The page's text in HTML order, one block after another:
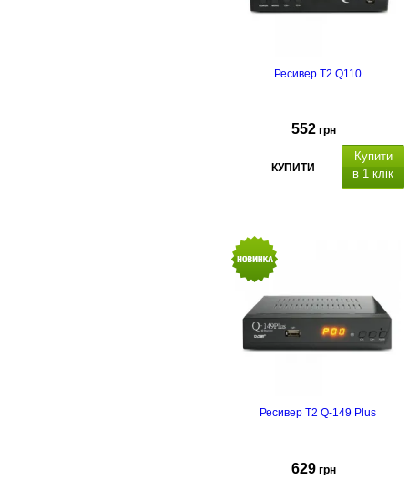
Ресивер T2 Q110
552 грн
КУПИТИ
Купити
в 1 клік
Ресивер T2 Q-149 Plus
629 грн